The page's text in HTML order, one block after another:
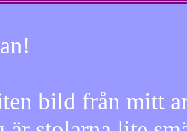
bild från mitt